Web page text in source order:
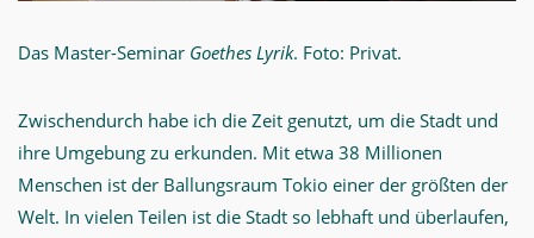
Das Master-Seminar Goethes Lyrik. Foto: Privat.
Zwischendurch habe ich die Zeit genutzt, um die Stadt und
ihre Umgebung zu erkunden. Mit etwa 38 Millionen
Menschen ist der Ballungsraum Tokio einer der größten der
Welt. In vielen Teilen ist die Stadt so lebhaft und überlaufen,